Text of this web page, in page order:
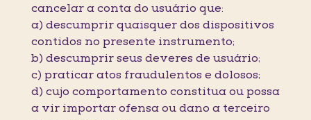
cancelar a conta do usuário que:
a) descumprir quaisquer dos dispositivos
contidos no presente instrumento;
b) descumprir seus deveres de usuário;
c) praticar atos fraudulentos e dolosos;
d) cujo comportamento constitua ou possa
a vir importar ofensa ou dano a terceiro